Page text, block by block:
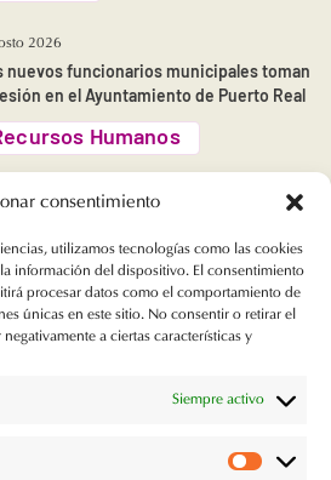
consentimiento
utilizamos tecnologías como las cookies
información del dispositivo. El consentimiento
procesar datos como el comportamiento de
únicas en este sitio. No consentir o retirar el
a ciertas características y
Siempre activo
2026
nuevos funcionarios municipales toman
en el Ayuntamiento de Puerto Real
Humanos